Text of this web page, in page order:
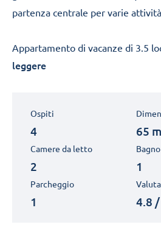
partenza centrale per varie
Appartamento di vacanze di 3.5
leggere
Ospiti
4 65
Camere da letto
2
Bagno
1
Parcheggio
1 4.8